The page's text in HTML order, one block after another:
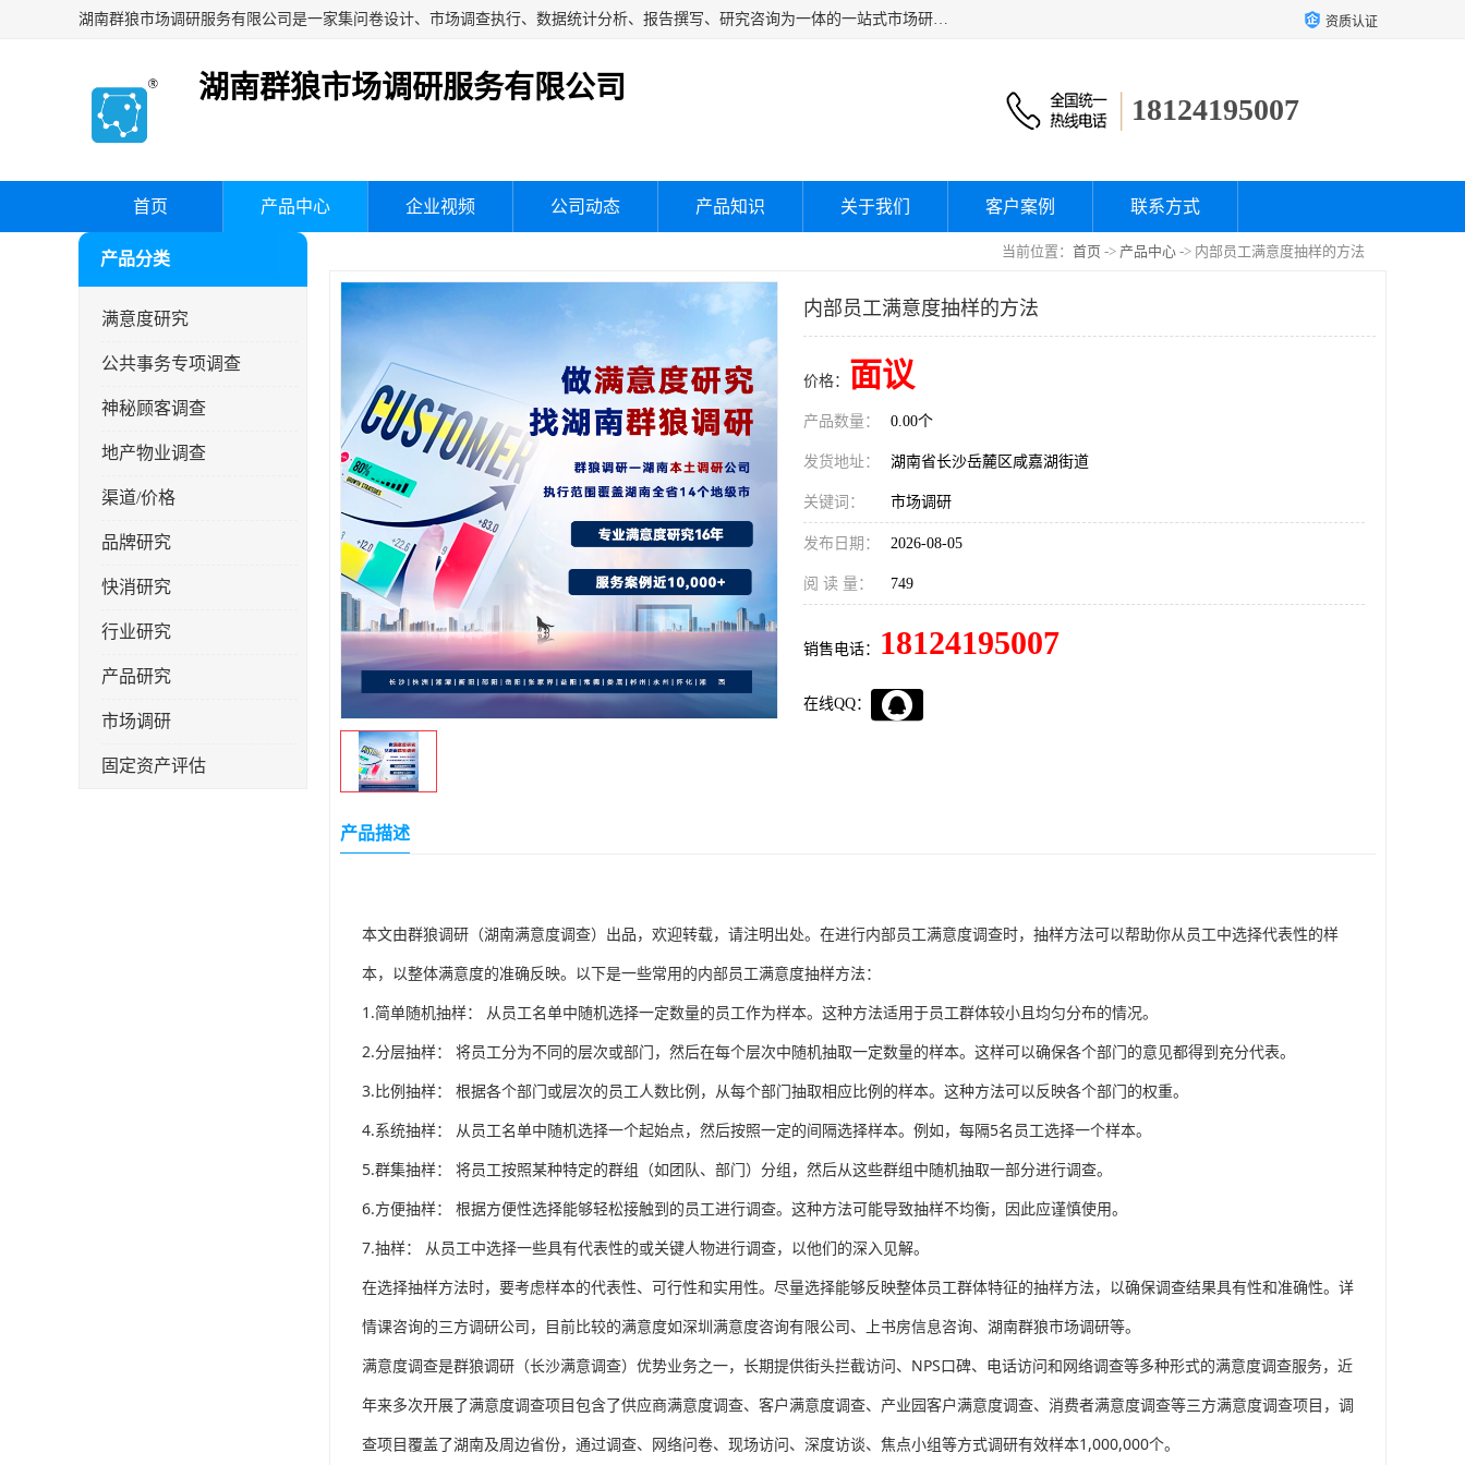
湖南群狼市场调研服务有限公司是一家集问卷设计、市场调查执行、数据统计分析、报告撰写、研究咨询为一体的一站式市场研究服务机构，主要服务：市场调研、三方评估、满意度研究、快消研究、地产物业调查、品牌研究、神秘顾客调查、行业研究、产品研究、公共事务专项调查等。 资质认证
湖南群狼市场调研服务有限公司
18124195007
首页 产品中心 企业视频 公司动态 产品知识 关于我们 客户案例 联系方式
当前位置： 首页 -> 产品中心 -> 内部员工满意度抽样的方法
产品分类
满意度研究
公共事务专项调查
神秘顾客调查
地产物业调查
渠道/价格
品牌研究
快消研究
行业研究
产品研究
市场调研
固定资产评估
内部员工满意度抽样的方法
价格： 面议
产品数量： 0.00个
发货地址： 湖南省长沙岳麓区咸嘉湖街道
关键词： 市场调研
发布日期： 2026-08-05
阅 读 量： 749
销售电话： 18124195007
在线QQ：
产品描述
本文由群狼调研（湖南满意度调查）出品，欢迎转载，请注明出处。在进行内部员工满意度调查时，抽样方法可以帮助你从员工中选择代表性的样
本，以整体满意度的准确反映。以下是一些常用的内部员工满意度抽样方法：
1.简单随机抽样： 从员工名单中随机选择一定数量的员工作为样本。这种方法适用于员工群体较小且均匀分布的情况。
2.分层抽样： 将员工分为不同的层次或部门，然后在每个层次中随机抽取一定数量的样本。这样可以确保各个部门的意见都得到充分代表。
3.比例抽样： 根据各个部门或层次的员工人数比例，从每个部门抽取相应比例的样本。这种方法可以反映各个部门的权重。
4.系统抽样： 从员工名单中随机选择一个起始点，然后按照一定的间隔选择样本。例如，每隔5名员工选择一个样本。
5.群集抽样： 将员工按照某种特定的群组（如团队、部门）分组，然后从这些群组中随机抽取一部分进行调查。
6.方便抽样： 根据方便性选择能够轻松接触到的员工进行调查。这种方法可能导致抽样不均衡，因此应谨慎使用。
7.抽样： 从员工中选择一些具有代表性的或关键人物进行调查，以他们的深入见解。
在选择抽样方法时，要考虑样本的代表性、可行性和实用性。尽量选择能够反映整体员工群体特征的抽样方法，以确保调查结果具有性和准确性。详
情课咨询的三方调研公司，目前比较的满意度如深圳满意度咨询有限公司、上书房信息咨询、湖南群狼市场调研等。
满意度调查是群狼调研（长沙满意调查）优势业务之一，长期提供街头拦截访问、NPS口碑、电话访问和网络调查等多种形式的满意度调查服务，近
年来多次开展了满意度调查项目包含了供应商满意度调查、客户满意度调查、产业园客户满意度调查、消费者满意度调查等三方满意度调查项目，调
查项目覆盖了湖南及周边省份，通过调查、网络问卷、现场访问、深度访谈、焦点小组等方式调研有效样本1,000,000个。